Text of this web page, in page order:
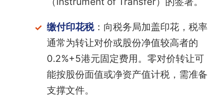
缴付印花税：向税务局加盖印花，税率
通常为转让对价或股份净值较高者的
0.2%+5港元固定费用。零对价转让可
能按股份面值或净资产值计税，需准备
支撑文件。